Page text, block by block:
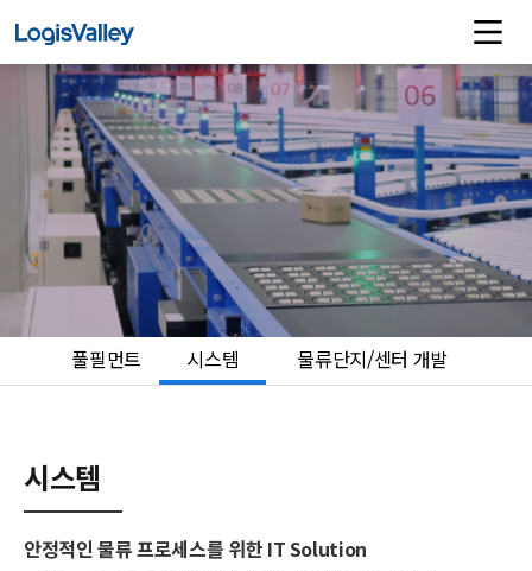
풀필먼트 시스템 물류단지/센터 개발
시스템
안정적인 물류 프로세스를 위한 IT Solution